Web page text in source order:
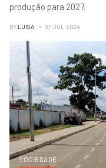
produção para 2027.
BY LUISA 31-JUL-2024
SOCIEDADE